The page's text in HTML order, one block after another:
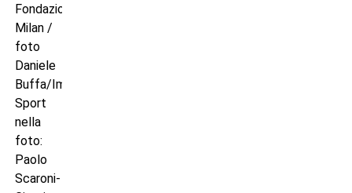
Fondazione
Milan /
foto
Daniele
Buffa/Image
Sport
nella
foto:
Paolo
Scaroni-